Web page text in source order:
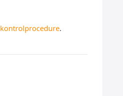
kontrolprocedure.